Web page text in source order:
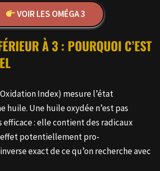
VOIR LES OMÉGA 3
À 3 : POURQUOI C’EST
Index) mesure l’état
huile. Une huile oxydée n’est pas
: elle contient des radicaux
potentiellement pro-
exact de ce qu’on recherche avec